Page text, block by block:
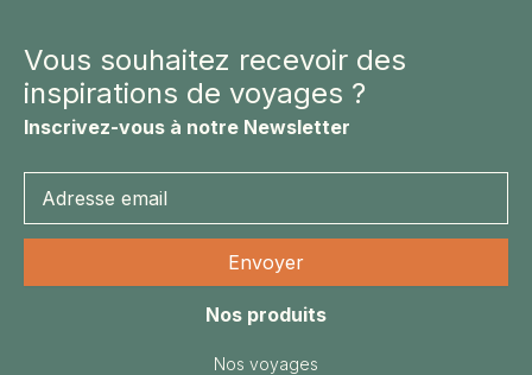
Vous souhaitez recevoir des
inspirations de voyages ?
Inscrivez-vous à notre Newsletter
Nos produits
Nos voyages